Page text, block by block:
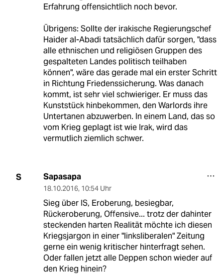
Erfahrung offensichtlich noch bevor.
Übrigens: Sollte der irakische Regierungschef
Haider al-Abadi tatsächlich dafür sorgen, "dass
alle ethnischen und religiösen Gruppen des
gespalteten Landes politisch teilhaben
können", wäre das gerade mal ein erster Schritt
in Richtung Friedenssicherung. Was danach
kommt, ist sehr viel schwieriger. Er muss das
Kunststück hinbekommen, den Warlords ihre
Untertanen abzuwerben. In einem Land, das so
vom Krieg geplagt ist wie Irak, wird das
vermutlich ziemlich schwer.
S Sapasapa
18.10.2016, 10:54 Uhr
Sieg über IS, Eroberung, besiegbar,
Rückeroberung, Offensive... trotz der dahinter
steckenden harten Realität möchte ich diesen
Kriegsjargon in einer "linksliberalen" Zeitung
gerne ein wenig kritischer hinterfragt sehen.
Oder fallen jetzt alle Deppen schon wieder auf
den Krieg hinein?